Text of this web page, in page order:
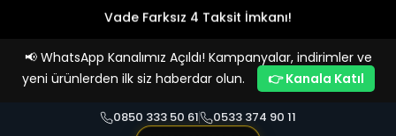
Vade Farksız 4 Taksit İmkanı!
📢 WhatsApp Kanalımız Açıldı! Kampanyalar, indirimler ve
yeni ürünlerden ilk siz haberdar olun.
👉 Kanala Katıl
0850 333 50 61
0533 374 90 11